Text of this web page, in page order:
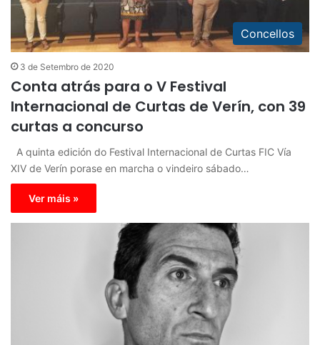
Concellos
3 de Setembro de 2020
Conta atrás para o V Festival
Internacional de Curtas de Verín, con 39
curtas a concurso
A quinta edición do Festival Internacional de Curtas FIC Vía
XIV de Verín porase en marcha o vindeiro sábado…
Ver máis »